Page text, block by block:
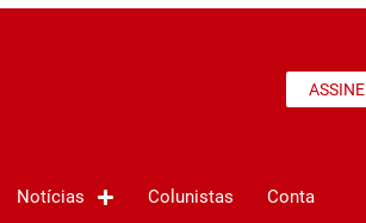
ASSINE
Notícias Colunistas Conta